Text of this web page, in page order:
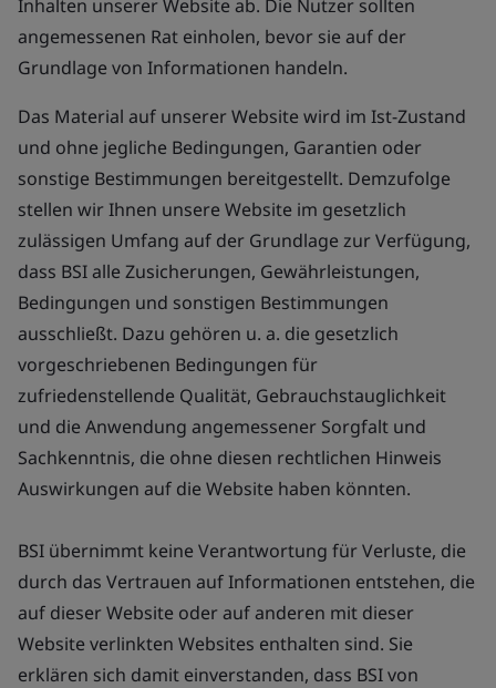
Inhalten unserer Website ab. Die Nutzer sollten
angemessenen Rat einholen, bevor sie auf der
Grundlage von Informationen handeln.
Das Material auf unserer Website wird im Ist-Zustand
und ohne jegliche Bedingungen, Garantien oder
sonstige Bestimmungen bereitgestellt. Demzufolge
stellen wir Ihnen unsere Website im gesetzlich
zulässigen Umfang auf der Grundlage zur Verfügung,
dass BSI alle Zusicherungen, Gewährleistungen,
Bedingungen und sonstigen Bestimmungen
ausschließt. Dazu gehören u. a. die gesetzlich
vorgeschriebenen Bedingungen für
zufriedenstellende Qualität, Gebrauchstauglichkeit
und die Anwendung angemessener Sorgfalt und
Sachkenntnis, die ohne diesen rechtlichen Hinweis
Auswirkungen auf die Website haben könnten.
BSI übernimmt keine Verantwortung für Verluste, die
durch das Vertrauen auf Informationen entstehen, die
auf dieser Website oder auf anderen mit dieser
Website verlinkten Websites enthalten sind. Sie
erklären sich damit einverstanden, dass BSI von